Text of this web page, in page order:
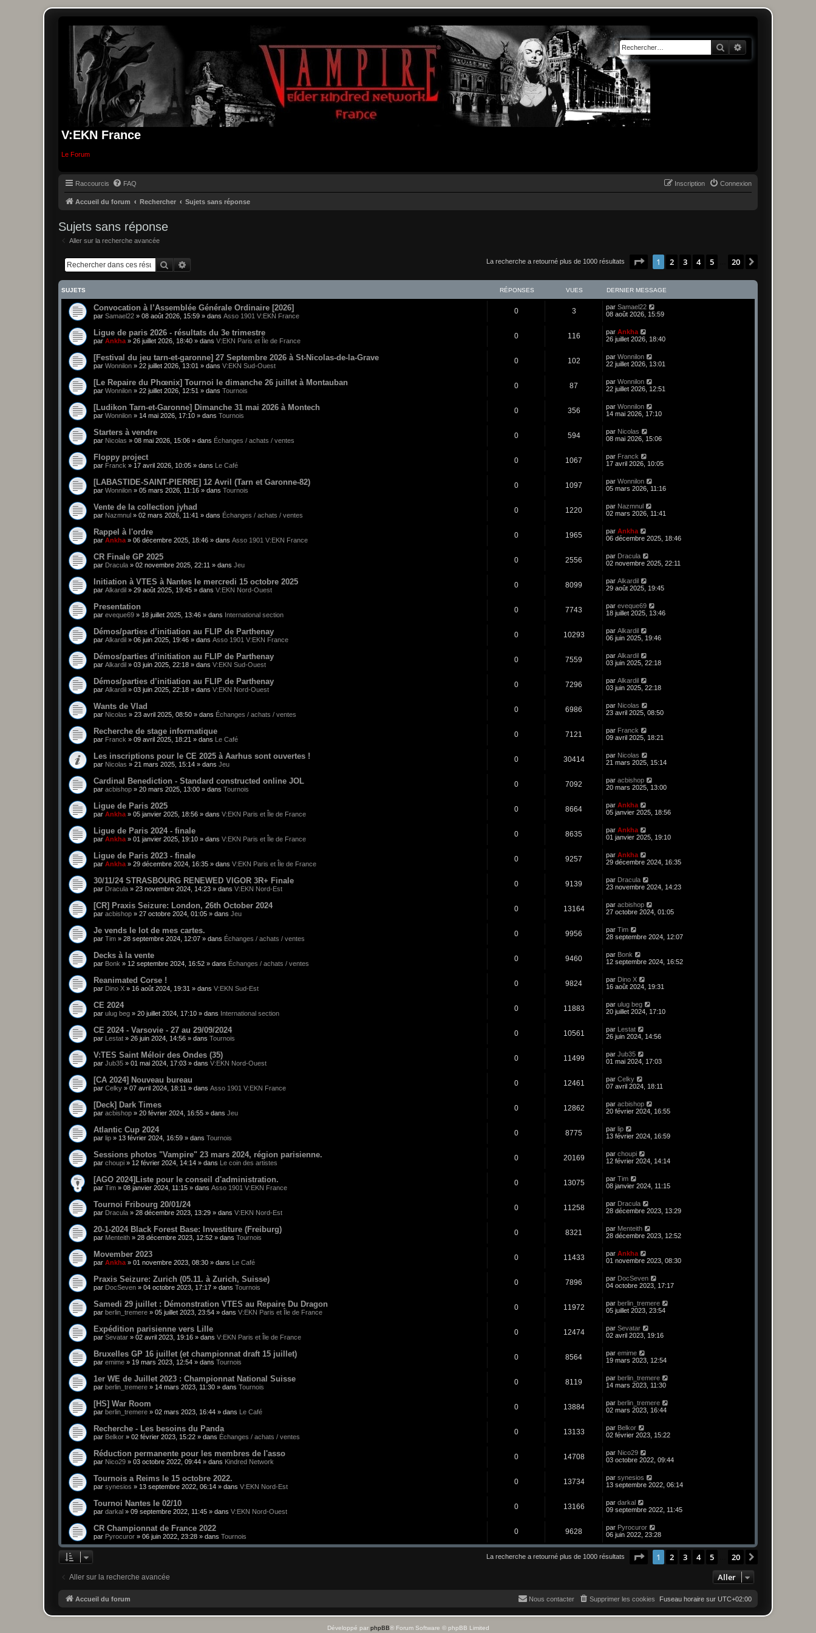
V:EKN France
Le Forum
Rechercher
Raccourcis FAQ Connexion
Inscription
Accueil du forum Rechercher Sujets sans réponse
Sujets sans réponse
Aller sur la recherche avancée
Rechercher La recherche a retourné plus de 1000 résultats Page sur20
1 2 3 4 5 20
SUJETS RÉPONSES VUES DERNIER MESSAGE
Convocation à l’Assemblée Générale Ordinaire [2026]
par Samael22 » 08 août 2026, 15:59 » dans Asso 1901 V:EKN France
0 3 par Samael22
08 août 2026, 15:59
Ligue de paris 2026 - résultats du 3e trimestre
par Ankha » 26 juillet 2026, 18:40 » dans V:EKN Paris et Île de France
0 116 par Ankha
26 juillet 2026, 18:40
[Festival du jeu tarn-et-garonne] 27 Septembre 2026 à St-Nicolas-de-la-Grave
par Wonnilon » 22 juillet 2026, 13:01 » dans V:EKN Sud-Ouest
0 102 par Wonnilon
22 juillet 2026, 13:01
[Le Repaire du Phœnix] Tournoi le dimanche 26 juillet à Montauban
par Wonnilon » 22 juillet 2026, 12:51 » dans Tournois
0 87 par Wonnilon
22 juillet 2026, 12:51
[Ludikon Tarn-et-Garonne] Dimanche 31 mai 2026 à Montech
par Wonnilon » 14 mai 2026, 17:10 » dans Tournois
0 356 par Wonnilon
14 mai 2026, 17:10
Starters à vendre
par Nicolas » 08 mai 2026, 15:06 » dans Échanges / achats / ventes
0 594 par Nicolas
08 mai 2026, 15:06
Floppy project
par Franck » 17 avril 2026, 10:05 » dans Le Café
0 1067 par Franck
17 avril 2026, 10:05
[LABASTIDE-SAINT-PIERRE] 12 Avril (Tarn et Garonne-82)
par Wonnilon » 05 mars 2026, 11:16 » dans Tournois
0 1097 par Wonnilon
05 mars 2026, 11:16
Vente de la collection jyhad
par Nazmnul » 02 mars 2026, 11:41 » dans Échanges / achats / ventes
0 1220 par Nazmnul
02 mars 2026, 11:41
Rappel à l'ordre
par Ankha » 06 décembre 2025, 18:46 » dans Asso 1901 V:EKN France
0 1965 par Ankha
06 décembre 2025, 18:46
CR Finale GP 2025
par Dracula » 02 novembre 2025, 22:11 » dans Jeu
0 2556 par Dracula
02 novembre 2025, 22:11
Initiation à VTES à Nantes le mercredi 15 octobre 2025
par Alkardil » 29 août 2025, 19:45 » dans V:EKN Nord-Ouest
0 8099 par Alkardil
29 août 2025, 19:45
Presentation
par eveque69 » 18 juillet 2025, 13:46 » dans International section
0 7743 par eveque69
18 juillet 2025, 13:46
Démos/parties d’initiation au FLIP de Parthenay
par Alkardil » 06 juin 2025, 19:46 » dans Asso 1901 V:EKN France
0 10293 par Alkardil
06 juin 2025, 19:46
Démos/parties d’initiation au FLIP de Parthenay
par Alkardil » 03 juin 2025, 22:18 » dans V:EKN Sud-Ouest
0 7559 par Alkardil
03 juin 2025, 22:18
Démos/parties d’initiation au FLIP de Parthenay
par Alkardil » 03 juin 2025, 22:18 » dans V:EKN Nord-Ouest
0 7296 par Alkardil
03 juin 2025, 22:18
Wants de Vlad
par Nicolas » 23 avril 2025, 08:50 » dans Échanges / achats / ventes
0 6986 par Nicolas
23 avril 2025, 08:50
Recherche de stage informatique
par Franck » 09 avril 2025, 18:21 » dans Le Café
0 7121 par Franck
09 avril 2025, 18:21
Les inscriptions pour le CE 2025 à Aarhus sont ouvertes !
par Nicolas » 21 mars 2025, 15:14 » dans Jeu
0 30414 par Nicolas
21 mars 2025, 15:14
Cardinal Benediction - Standard constructed online JOL
par acbishop » 20 mars 2025, 13:00 » dans Tournois
0 7092 par acbishop
20 mars 2025, 13:00
Ligue de Paris 2025
par Ankha » 05 janvier 2025, 18:56 » dans V:EKN Paris et Île de France
0 8664 par Ankha
05 janvier 2025, 18:56
Ligue de Paris 2024 - finale
par Ankha » 01 janvier 2025, 19:10 » dans V:EKN Paris et Île de France
0 8635 par Ankha
01 janvier 2025, 19:10
Ligue de Paris 2023 - finale
par Ankha » 29 décembre 2024, 16:35 » dans V:EKN Paris et Île de France
0 9257 par Ankha
29 décembre 2024, 16:35
30/11/24 STRASBOURG RENEWED VIGOR 3R+ Finale
par Dracula » 23 novembre 2024, 14:23 » dans V:EKN Nord-Est
0 9139 par Dracula
23 novembre 2024, 14:23
[CR] Praxis Seizure: London, 26th October 2024
par acbishop » 27 octobre 2024, 01:05 » dans Jeu
0 13164 par acbishop
27 octobre 2024, 01:05
Je vends le lot de mes cartes.
par Tim » 28 septembre 2024, 12:07 » dans Échanges / achats / ventes
0 9956 par Tim
28 septembre 2024, 12:07
Decks à la vente
par Bonk » 12 septembre 2024, 16:52 » dans Échanges / achats / ventes
0 9460 par Bonk
12 septembre 2024, 16:52
Reanimated Corse !
par Dino X » 16 août 2024, 19:31 » dans V:EKN Sud-Est
0 9824 par Dino X
16 août 2024, 19:31
CE 2024
par ulug beg » 20 juillet 2024, 17:10 » dans International section
0 11883 par ulug beg
20 juillet 2024, 17:10
CE 2024 - Varsovie - 27 au 29/09/2024
par Lestat » 26 juin 2024, 14:56 » dans Tournois
0 10561 par Lestat
26 juin 2024, 14:56
V:TES Saint Méloir des Ondes (35)
par Jub35 » 01 mai 2024, 17:03 » dans V:EKN Nord-Ouest
0 11499 par Jub35
01 mai 2024, 17:03
[CA 2024] Nouveau bureau
par Celky » 07 avril 2024, 18:11 » dans Asso 1901 V:EKN France
0 12461 par Celky
07 avril 2024, 18:11
[Deck] Dark Times
par acbishop » 20 février 2024, 16:55 » dans Jeu
0 12862 par acbishop
20 février 2024, 16:55
Atlantic Cup 2024
par lip » 13 février 2024, 16:59 » dans Tournois
0 8775 par lip
13 février 2024, 16:59
Sessions photos "Vampire" 23 mars 2024, région parisienne.
par choupi » 12 février 2024, 14:14 » dans Le coin des artistes
0 20169 par choupi
12 février 2024, 14:14
[AGO 2024]Liste pour le conseil d'administration.
par Tim » 08 janvier 2024, 11:15 » dans Asso 1901 V:EKN France
0 13075 par Tim
08 janvier 2024, 11:15
Tournoi Fribourg 20/01/24
par Dracula » 28 décembre 2023, 13:29 » dans V:EKN Nord-Est
0 11258 par Dracula
28 décembre 2023, 13:29
20-1-2024 Black Forest Base: Investiture (Freiburg)
par Menteith » 28 décembre 2023, 12:52 » dans Tournois
0 8321 par Menteith
28 décembre 2023, 12:52
Movember 2023
par Ankha » 01 novembre 2023, 08:30 » dans Le Café
0 11433 par Ankha
01 novembre 2023, 08:30
Praxis Seizure: Zurich (05.11.​ à Zurich, Suisse)
par DocSeven » 04 octobre 2023, 17:17 » dans Tournois
0 7896 par DocSeven
04 octobre 2023, 17:17
Samedi 29 juillet : Démonstration VTES au Repaire Du Dragon
par berlin_tremere » 05 juillet 2023, 23:54 » dans V:EKN Paris et Île de France
0 11972 par berlin_tremere
05 juillet 2023, 23:54
Expédition parisienne vers Lille
par Sevatar » 02 avril 2023, 19:16 » dans V:EKN Paris et Île de France
0 12474 par Sevatar
02 avril 2023, 19:16
Bruxelles GP 16 juillet (et championnat draft 15 juillet)
par emime » 19 mars 2023, 12:54 » dans Tournois
0 8564 par emime
19 mars 2023, 12:54
1er WE de Juillet 2023 : Championnat National Suisse
par berlin_tremere » 14 mars 2023, 11:30 » dans Tournois
0 8119 par berlin_tremere
14 mars 2023, 11:30
[HS] War Room
par berlin_tremere » 02 mars 2023, 16:44 » dans Le Café
0 13884 par berlin_tremere
02 mars 2023, 16:44
Recherche - Les besoins du Panda
par Belkor » 02 février 2023, 15:22 » dans Échanges / achats / ventes
0 13133 par Belkor
02 février 2023, 15:22
Réduction permanente pour les membres de l'asso
par Nico29 » 03 octobre 2022, 09:44 » dans Kindred Network
0 14708 par Nico29
03 octobre 2022, 09:44
Tournois a Reims le 15 octobre 2022.
par synesios » 13 septembre 2022, 06:14 » dans V:EKN Nord-Est
0 13734 par synesios
13 septembre 2022, 06:14
Tournoi Nantes le 02/10
par darkal » 09 septembre 2022, 11:45 » dans V:EKN Nord-Ouest
0 13166 par darkal
09 septembre 2022, 11:45
CR Championnat de France 2022
par Pyrocuror » 06 juin 2022, 23:28 » dans Tournois
0 9628 par Pyrocuror
06 juin 2022, 23:28
La recherche a retourné plus de 1000 résultats Page sur20
1 2 3 4 5 20
Aller sur la recherche avancée Aller
Accueil du forum Fuseau horaire sur UTC+02:00
Supprimer les cookies
Nous contacter
Développé par phpBB® Forum Software © phpBB Limited